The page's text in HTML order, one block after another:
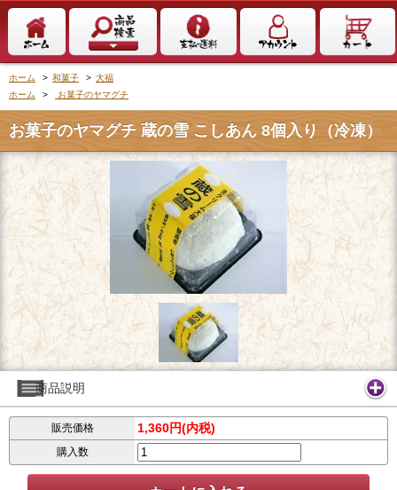
ホーム > 和菓子 > 大福
ホーム
> お菓子のヤマグチ
お菓子のヤマグチ 蔵の雪 こしあん 8個入り（冷凍）
商品説明
販売価格 1,360円(内税)
購入数